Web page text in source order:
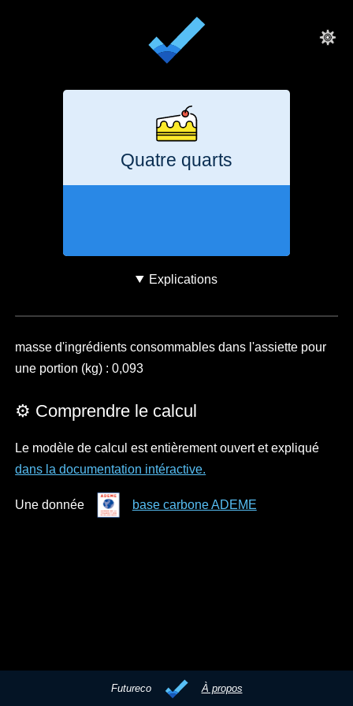
Quatre quarts
Explications
masse d'ingrédients consommables dans l'assiette pour
une portion (kg) : 0,093
⚙️ Comprendre le calcul
Le modèle de calcul est entièrement ouvert et expliqué
dans la documentation intéractive.
Une donnée base carbone ADEME
Futureco À propos